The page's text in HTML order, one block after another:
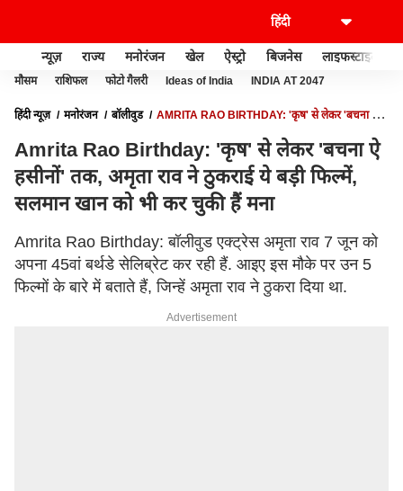
न्यूज़ राज्य मनोरंजन खेल ऐस्ट्रो बिजनेस लाइफस्टाइल
मौसम राशिफल फोटो गैलरी Ideas of India INDIA AT 2047
हिंदी न्यूज़ मनोरंजन बॉलीवुड
AMRITA RAO BIRTHDAY: 'कृष' से लेकर 'बचना ऐ
Amrita Rao Birthday: 'कृष' से लेकर 'बचना ऐ
हसीनों' तक, अमृता राव ने ठुकराई ये बड़ी फिल्में,
सलमान खान को भी कर चुकी हैं मना
Amrita Rao Birthday: बॉलीवुड एक्ट्रेस अमृता राव 7 जून को
अपना 45वां बर्थडे सेलिब्रेट कर रही हैं. आइए इस मौके पर उन 5
फिल्मों के बारे में बताते हैं, जिन्हें अमृता राव ने ठुकरा दिया था.
Advertisement